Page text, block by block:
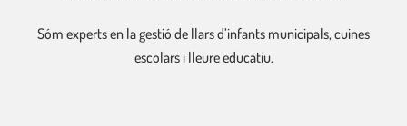
Sóm experts en la gestió de llars d’infants municipals, cuines
escolars i lleure educatiu.